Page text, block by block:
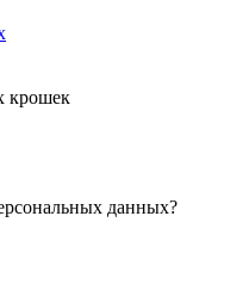
крошек
данных?